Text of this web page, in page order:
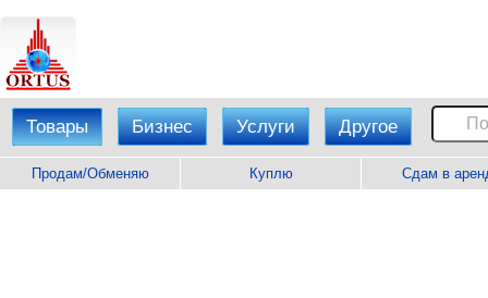
Товары Бизнес Услуги Другое
Продам/Обменяю Куплю Сдам в